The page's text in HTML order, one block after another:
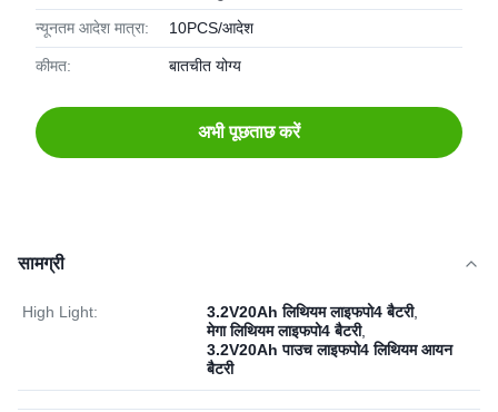
न्यूनतम आदेश मात्रा: 10PCS/आदेश
कीमत: बातचीत योग्य
अभी पूछताछ करें
सामग्री
High Light: 3.2V20Ah लिथियम लाइफपो4 बैटरी,
मेगा लिथियम लाइफपो4 बैटरी,
3.2V20Ah पाउच लाइफपो4 लिथियम आयन
बैटरी